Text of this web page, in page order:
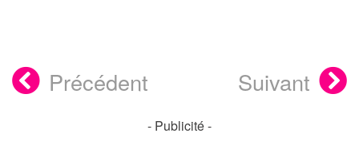
Précédent Suivant
- Publicité -